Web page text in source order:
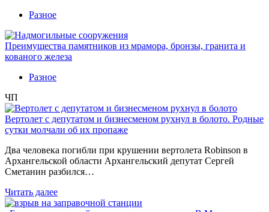
Разное
Преимущества памятников из мрамора, бронзы, гранита и
кованого железа
Разное
ЧП
Вертолет с депутатом и бизнесменом рухнул в болото. Родные
сутки молчали об их пропаже
Два человека погибли при крушении вертолета Robinson в
Архангельской области Архангельский депутат Сергей
Сметанин разбился…
Читать далее